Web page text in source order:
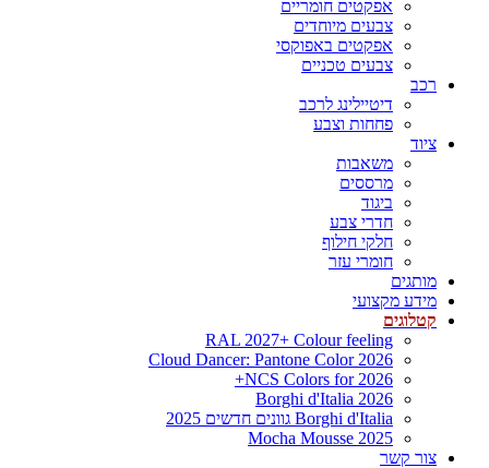
אפקטים חומריים
צבעים מיוחדים
אפקטים באפוקסי
צבעים טכניים
רכב
דיטיילינג לרכב
פחחות וצבע
ציוד
משאבות
מרססים
ביגוד
חדרי צבע
חלקי חילוף
חומרי עזר
מותגים
מידע מקצועי
קטלוגים
RAL 2027+ Colour feeling
Cloud Dancer: Pantone Color 2026
NCS Colors for 2026+
Borghi d'Italia 2026
Borghi d'Italia גוונים חדשים 2025
Mocha Mousse 2025
צור קשר